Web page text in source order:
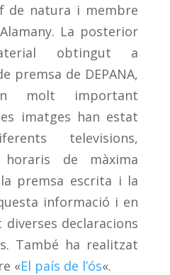
de natura i membre
La posterior
obtingut a
premsa de DEPANA,
molt important
imatges han estat
televisions,
de màxima
premsa escrita i la
informació i en
declaracions
També ha realitzat
«El país de l’ós«.